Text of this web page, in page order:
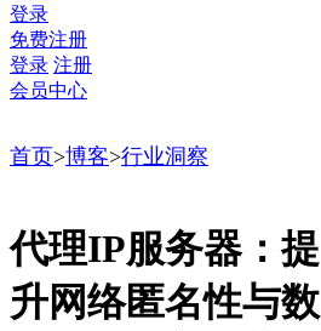
登录
免费注册
登录 注册
会员中心
首页>博客>行业洞察
代理IP服务器：提
升网络匿名性与数